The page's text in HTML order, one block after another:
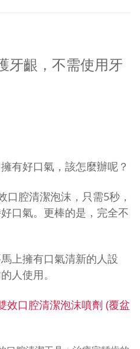
牙齦，不需使用牙
有好口氣，該怎麼辦呢？
口腔清潔泡沫， 只需5秒，
口氣。更棒的是，完全不
上擁有口氣清新的人設
人使用。
效口腔清潔泡沫噴劑 (覆盆